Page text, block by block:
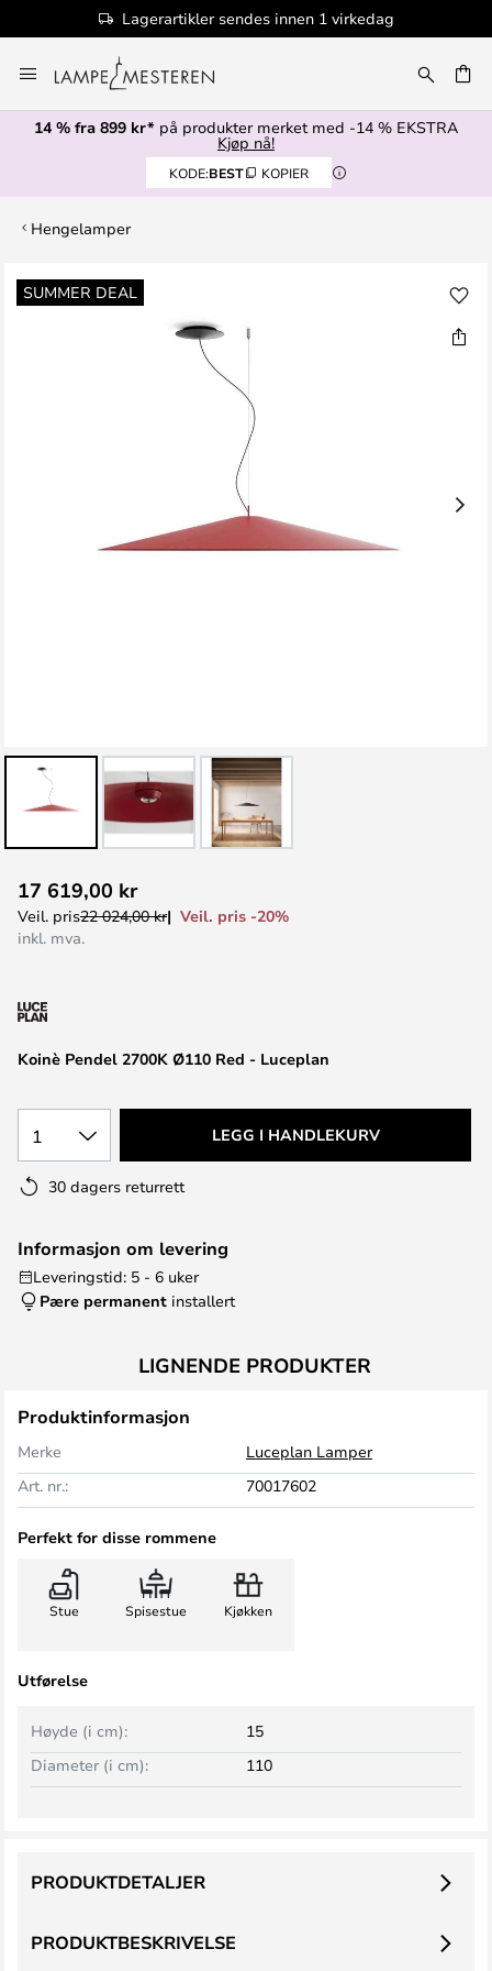
Lagerartikler sendes innen 1 virkedag
til
innhold
14 % fra 899 kr* på produkter merket med -14 % EKSTRA
Kjøp nå!
KODE:BEST KOPIER
Hengelamper
SUMMER DEAL
Gå
til
til
begynnelsen
Koinè Pendel 2700K Ø110 Red - Luceplan
17 619,00 kr
Veil. pris22 024,00 kr
Veil. pris -20%
inkl. mva.
1 LEGG I HANDLEKURV
30 dagers returrett
Informasjon om levering
Leveringstid: 5 - 6 uker
Pære permanent installert
LIGNENDE PRODUKTER
Produktinformasjon
Merke
Luceplan Lamper
Art. nr.:
70017602
Perfekt for disse rommene
Stue Spisestue Kjøkken
Utførelse
Høyde (i cm):
15
Diameter (i cm):
110
PRODUKTBESKRIVELSE
PRODUKTDETALJER